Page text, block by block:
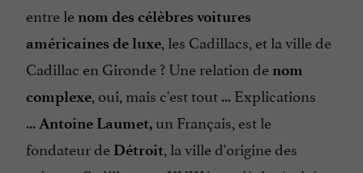
entre le nom des célèbres voitures
américaines de luxe, les Cadillacs, et la ville de
Cadillac en Gironde ? Une relation de nom
complexe, oui, mais c'est tout ... Explications
...Antoine Laumet, un Français, est le
fondateur de Détroit, la ville d'origine des